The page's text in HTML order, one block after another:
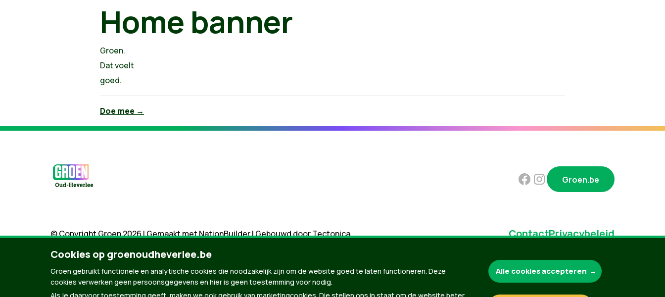
Home banner
Groen.
Dat voelt
goed.
Doe mee →
Groen.be
© Copyright Groen 2026 | Gemaakt metNationBuilder| Gebouwd doorTectonica ContactPrivacybeleid
Cookies op groenoudheverlee.be
Groen gebruikt functionele en analytische cookies die noodzakelijk zijn om de website goed te laten functioneren. Deze
cookies verwerken geen persoonsgegevens en hier is geen toestemming voor nodig.
Alle cookies accepteren